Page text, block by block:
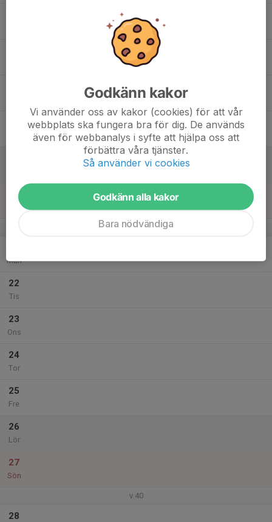
20
Sön
v.39
Mån
22
Tis
23
Ons
24
Tor
25
Fre
26
Lör
27
Sön
v.40
28
Godkänn kakor
Vi använder oss av kakor (cookies) för att vår
webbplats ska fungera bra för dig. De används
även för webbanalys i syfte att hjälpa oss att
förbättra våra tjänster.
Så använder vi cookies
Godkänn alla kakor
Bara nödvändiga